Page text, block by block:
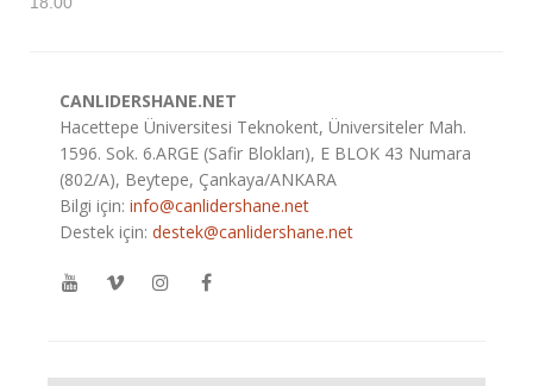
CANLIDERSHANE.NET
Hacettepe Üniversitesi Teknokent, Üniversiteler Mah.
1596. Sok. 6.ARGE (Safir Blokları), E BLOK 43 Numara
(802/A), Beytepe, Çankaya/ANKARA
Bilgi için: info@canlidershane.net
Destek için: destek@canlidershane.net